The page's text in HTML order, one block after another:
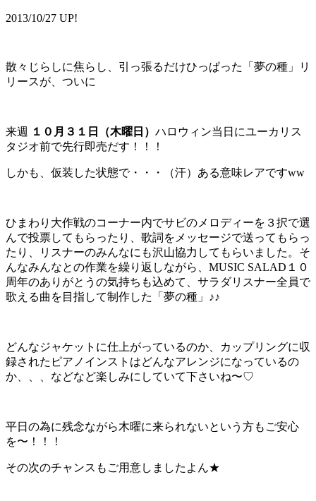
2013/10/27 UP!
散々じらしに焦らし、引っ張るだけひっぱった「夢の種」リ
リースが、ついに
来週 １０月３１日（木曜日） ハロウィン当日にユーカリス
タジオ前で先行即売だす！！！
しかも、仮装した状態で・・・（汗）ある意味レアですww
ひまわり大作戦のコーナー内でサビのメロディーを３択で選
んで投票してもらったり、歌詞をメッセージで送ってもらっ
たり、リスナーのみんなにも沢山協力してもらいました。そ
んなみんなとの作業を繰り返しながら、MUSIC SALAD１０
周年のありがとうの気持ちも込めて、サラダリスナー全員で
歌える曲を目指して制作した「夢の種」♪♪
どんなジャケットに仕上がっているのか、カップリングに収
録されたピアノインストはどんなアレンジになっているの
か、、、などなど楽しみにしていて下さいね〜♡
平日の為に残念ながら木曜に来られないという方もご安心
を〜！！！
その次のチャンスもご用意しましたよん★